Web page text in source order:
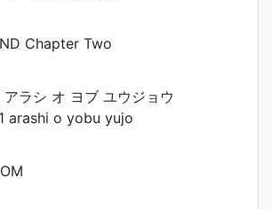
Chapter Two
アラシ オ ヨブ ユウジョウ
arashi o yobu yujo